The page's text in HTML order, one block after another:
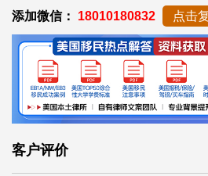
添加微信： 18010180832 点击
客户评价